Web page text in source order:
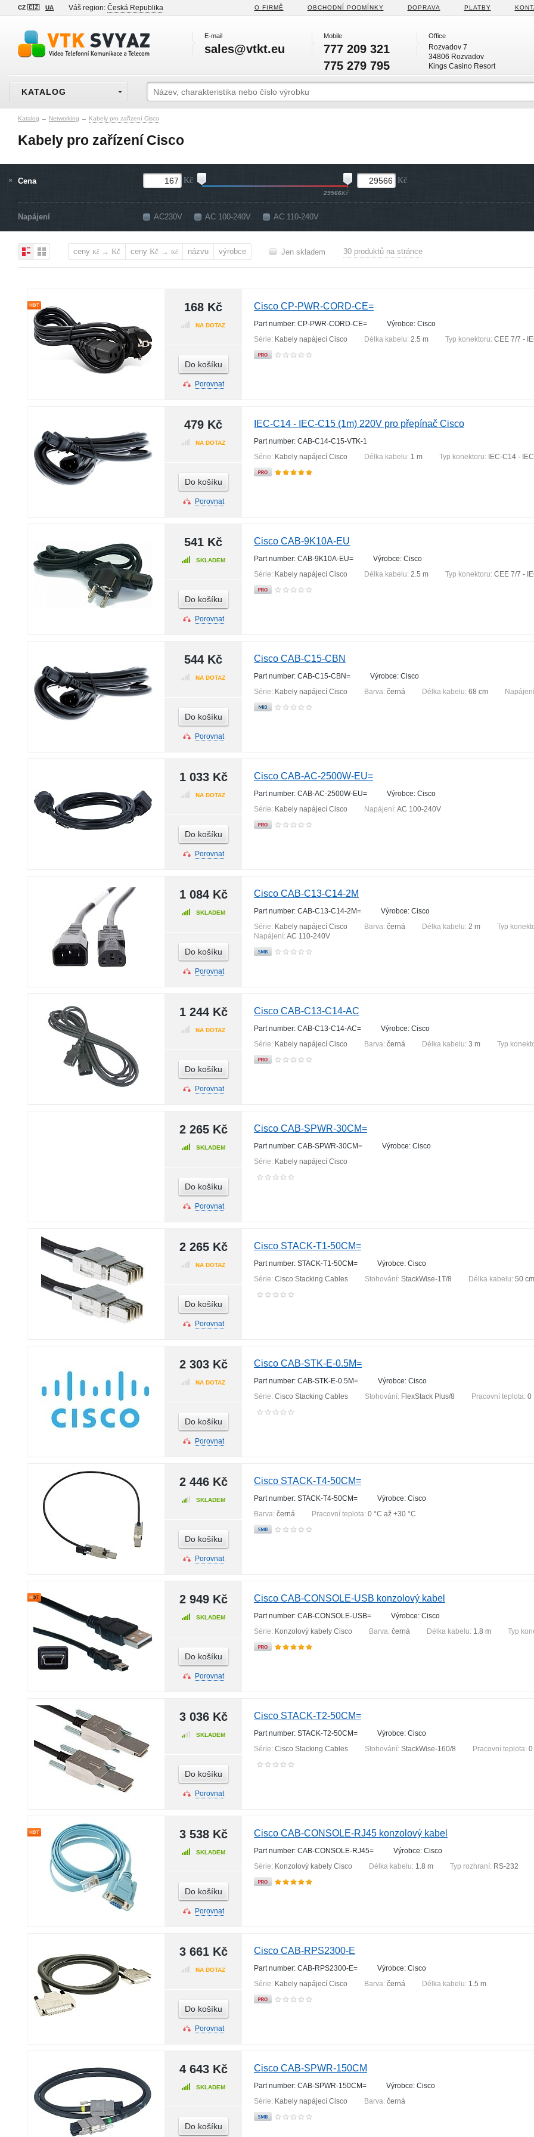
CZ 🇨🇿 UA Váš region: Česká Republika O FIRMĚ OBCHODNÍ PODMÍNKY DOPRAVA PLATBY
E-mail
sales@vtkt.eu
Mobile
777 209 321
775 279 795
Office
Rozvadov 7
34806 Rozvadov
Kings Casino Resort
KATALOG
Katalog → Networking → Kabely pro zařízení Cisco
Kabely pro zařízení Cisco
Cena Kč
29566Kč
Kč
Napájení AC230V AC 100-240V AC 110-240V
ceny Kč → Kč ceny Kč → Kč názvu výrobce Jen skladem 30 produktů na stránce
168 Kč
NA DOTAZ
Do košíku
Porovnat
Cisco CP-PWR-CORD-CE=
Part number: CP-PWR-CORD-CE=
Výrobce: Cisco
Série: Kabely napájecí Cisco Délka kabelu: 2.5 m Typ konektoru: CEE 7/7 -
479 Kč
NA DOTAZ
Do košíku
Porovnat
IEC-C14 - IEC-C15 (1m) 220V pro přepínač Cisco
Part number: CAB-C14-C15-VTK-1
Série: Kabely napájecí Cisco Délka kabelu: 1 m Typ konektoru: IEC-C14 -
541 Kč
SKLADEM
Do košíku
Porovnat
Cisco CAB-9K10A-EU
Part number: CAB-9K10A-EU=
Výrobce: Cisco
Série: Kabely napájecí Cisco Délka kabelu: 2.5 m Typ konektoru: CEE 7/7 -
544 Kč
NA DOTAZ
Do košíku
Porovnat
Cisco CAB-C15-CBN
Part number: CAB-C15-CBN=
Výrobce: Cisco
Série: Kabely napájecí Cisco Barva: černá Délka kabelu: 68 cm
1 033 Kč
NA DOTAZ
Do košíku
Porovnat
Cisco CAB-AC-2500W-EU=
Part number: CAB-AC-2500W-EU=
Výrobce: Cisco
Série: Kabely napájecí Cisco Napájení:AC 100-240V
1 084 Kč
SKLADEM
Do košíku
Porovnat
Cisco CAB-C13-C14-2M
Part number: CAB-C13-C14-2M=
Výrobce: Cisco
Série: Kabely napájecí Cisco Barva: černá Délka kabelu: 2 m Typ
Napájení:AC 110-240V
1 244 Kč
NA DOTAZ
Do košíku
Porovnat
Cisco CAB-C13-C14-AC
Part number: CAB-C13-C14-AC=
Výrobce: Cisco
Série: Kabely napájecí Cisco Barva: černá Délka kabelu: 3 m Typ
2 265 Kč
SKLADEM
Do košíku
Porovnat
Cisco CAB-SPWR-30CM=
Part number: CAB-SPWR-30CM=
Výrobce: Cisco
Série: Kabely napájecí Cisco
2 265 Kč
NA DOTAZ
Do košíku
Porovnat
Cisco STACK-T1-50CM=
Part number: STACK-T1-50CM=
Výrobce: Cisco
Série: Cisco Stacking Cables Stohování: StackWise-1T/8 Délka kabelu: 50 cm
2 303 Kč
NA DOTAZ
Do košíku
Porovnat
Cisco CAB-STK-E-0.5M=
Part number: CAB-STK-E-0.5M=
Výrobce: Cisco
Série: Cisco Stacking Cables Stohování: FlexStack Plus/8 Pracovní teplota: 0
2 446 Kč
SKLADEM
Do košíku
Porovnat
Cisco STACK-T4-50CM=
Part number: STACK-T4-50CM=
Výrobce: Cisco
Barva: černá Pracovní teplota: 0 °С až +30 °С
2 949 Kč
SKLADEM
Do košíku
Porovnat
Cisco CAB-CONSOLE-USB konzolový kabel
Part number: CAB-CONSOLE-USB=
Výrobce: Cisco
Série: Konzolový kabely Cisco Barva: černá Délka kabelu: 1.8 m Typ
3 036 Kč
SKLADEM
Do košíku
Porovnat
Cisco STACK-T2-50CM=
Part number: STACK-T2-50CM=
Výrobce: Cisco
Série: Cisco Stacking Cables Stohování: StackWise-160/8 Pracovní teplota: 0
3 538 Kč
SKLADEM
Do košíku
Porovnat
Cisco CAB-CONSOLE-RJ45 konzolový kabel
Part number: CAB-CONSOLE-RJ45=
Výrobce: Cisco
Série: Konzolový kabely Cisco Délka kabelu: 1.8 m Typ rozhraní: RS-232
3 661 Kč
NA DOTAZ
Do košíku
Porovnat
Cisco CAB-RPS2300-E
Part number: CAB-RPS2300-E=
Výrobce: Cisco
Série: Kabely napájecí Cisco Barva: černá Délka kabelu: 1.5 m
4 643 Kč
SKLADEM
Do košíku
Cisco CAB-SPWR-150CM
Part number: CAB-SPWR-150CM=
Výrobce: Cisco
Série: Kabely napájecí Cisco Barva: černá